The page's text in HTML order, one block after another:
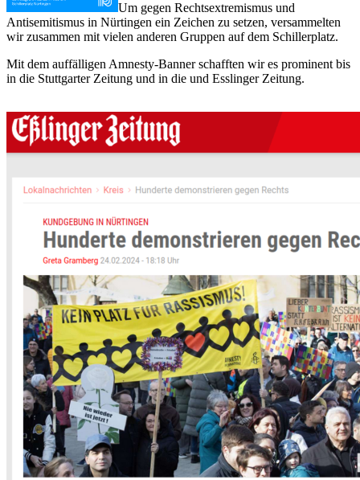
Um gegen Rechtsextremismus und
Antisemitismus in Nürtingen ein Zeichen zu setzen, versammelten
wir zusammen mit vielen anderen Gruppen auf dem Schillerplatz.
Mit dem auffälligen Amnesty-Banner schafften wir es prominent bis
in die Stuttgarter Zeitung und in die und Esslinger Zeitung.